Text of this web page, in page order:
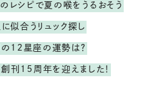
レシピで夏の喉をうるおそう
似合うリュック探し
12星座の運勢は？
刊15周年を迎えました！